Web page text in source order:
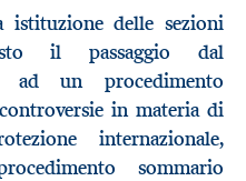
istituzione delle sezioni
il passaggio dal
ad un procedimento
in materia di
internazionale,
sommario